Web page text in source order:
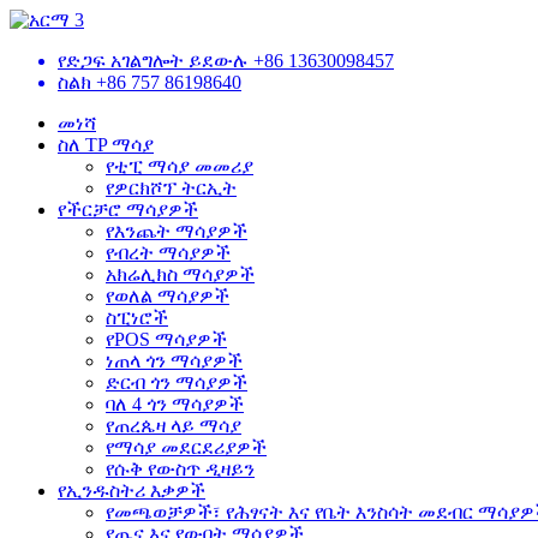
የድጋፍ አገልግሎት ይደውሉ +86 13630098457
ስልክ +86 757 86198640
መነሻ
ስለ TP ማሳያ
የቲፒ ማሳያ መመሪያ
የዎርክሾፕ ትርኢት
የችርቻሮ ማሳያዎች
የእንጨት ማሳያዎች
የብረት ማሳያዎች
አክሬሊክስ ማሳያዎች
የወለል ማሳያዎች
ስፒነሮች
የPOS ማሳያዎች
ነጠላ ጎን ማሳያዎች
ድርብ ጎን ማሳያዎች
ባለ 4 ጎን ማሳያዎች
የጠረጴዛ ላይ ማሳያ
የማሳያ መደርደሪያዎች
የሱቅ የውስጥ ዲዛይን
የኢንዱስትሪ እቃዎች
የመጫወቻዎች፣ የሕፃናት እና የቤት እንስሳት መደብር
የጤና እና የውበት ማሳያዎች